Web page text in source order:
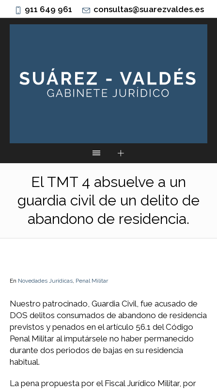
911 649 961 consultas@suarezvaldes.es
El TMT 4 absuelve a un
guardia civil de un delito de
abandono de residencia.
En Novedades Jurídicas Penal Militar
Nuestro patrocinado, Guardia Civil, fue acusado de
DOS delitos consumados de abandono de residencia
previstos y penados en el artículo 56.1 del Código
Penal Militar al imputársele no haber permanecido
durante dos periodos de bajas en su residencia
habitual.
La pena propuesta por el Fiscal Jurídico Militar, por